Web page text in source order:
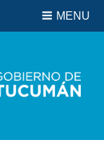
MENU